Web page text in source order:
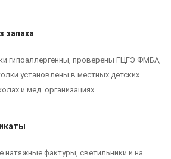
запаха
гипоаллергенны, проверены ГЦГЭ ФМБА,
установлены в местных детских
и мед. организациях.
натяжные фактуры, светильники и на